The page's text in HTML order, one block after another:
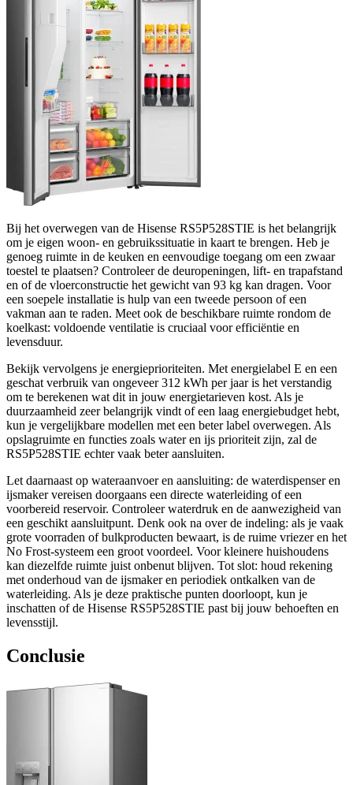
Bij het overwegen van de Hisense RS5P528STIE is het belangrijk
om je eigen woon- en gebruikssituatie in kaart te brengen. Heb je
genoeg ruimte in de keuken en eenvoudige toegang om een zwaar
toestel te plaatsen? Controleer de deuropeningen, lift- en trapafstand
en of de vloerconstructie het gewicht van 93 kg kan dragen. Voor
een soepele installatie is hulp van een tweede persoon of een
vakman aan te raden. Meet ook de beschikbare ruimte rondom de
koelkast: voldoende ventilatie is cruciaal voor efficiëntie en
levensduur.
Bekijk vervolgens je energieprioriteiten. Met energielabel E en een
geschat verbruik van ongeveer 312 kWh per jaar is het verstandig
om te berekenen wat dit in jouw energietarieven kost. Als je
duurzaamheid zeer belangrijk vindt of een laag energiebudget hebt,
kun je vergelijkbare modellen met een beter label overwegen. Als
opslagruimte en functies zoals water en ijs prioriteit zijn, zal de
RS5P528STIE echter vaak beter aansluiten.
Let daarnaast op wateraanvoer en aansluiting: de waterdispenser en
ijsmaker vereisen doorgaans een directe waterleiding of een
voorbereid reservoir. Controleer waterdruk en de aanwezigheid van
een geschikt aansluitpunt. Denk ook na over de indeling: als je vaak
grote voorraden of bulkproducten bewaart, is de ruime vriezer en het
No Frost-systeem een groot voordeel. Voor kleinere huishoudens
kan diezelfde ruimte juist onbenut blijven. Tot slot: houd rekening
met onderhoud van de ijsmaker en periodiek ontkalken van de
waterleiding. Als je deze praktische punten doorloopt, kun je
inschatten of de Hisense RS5P528STIE past bij jouw behoeften en
levensstijl.
Conclusie